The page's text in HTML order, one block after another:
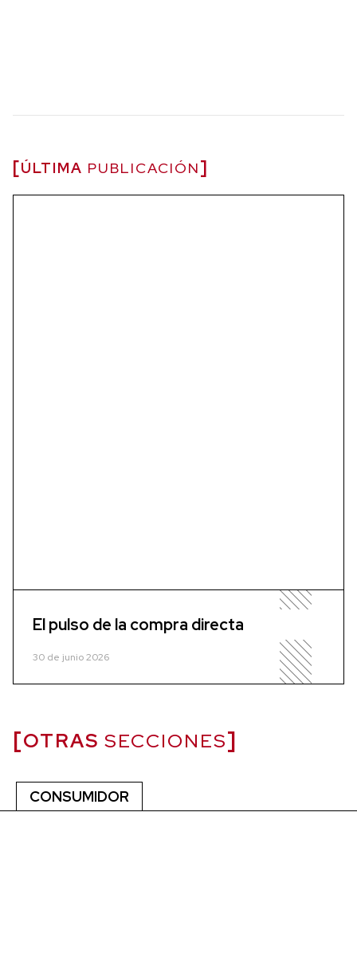
ÚLTIMA PUBLICACIÓN
El pulso de la compra directa
30 de junio 2026
OTRAS SECCIONES
CONSUMIDOR